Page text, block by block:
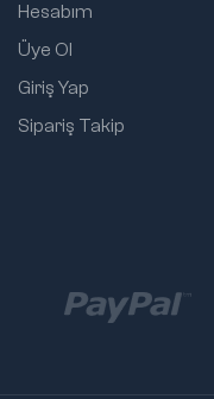
Hesabım
Üye Ol
Giriş Yap
Sipariş Takip